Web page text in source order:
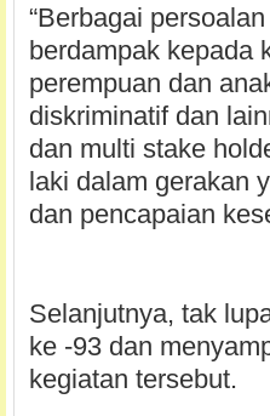
“Berbagai
berdampak kepada
perempuan dan
diskriminatif dan
dan multi stake
laki dalam gerakan
dan pencapaian
Selanjutnya, tak
ke -93 dan
kegiatan tersebut.